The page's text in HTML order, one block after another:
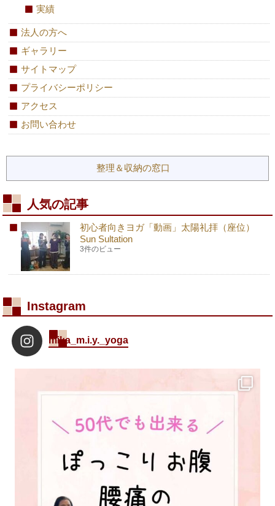
実績
法人の方へ
ギャラリー
サイトマップ
プライバシーポリシー
アクセス
お問い合わせ
整理＆収納の窓口
人気の記事
初心者向きヨガ「動画」太陽礼拝（座位）
Sun Sultation
3件のビュー
Instagram
mika_m.i.y._yoga